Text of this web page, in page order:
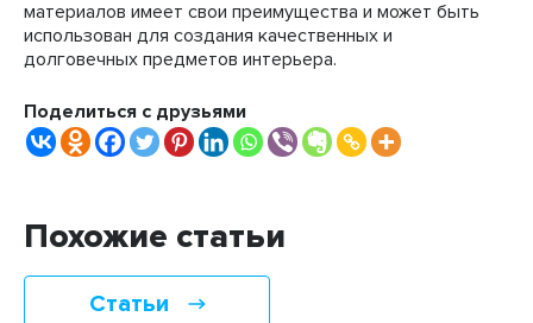
материалов имеет свои преимущества и может быть
использован для создания качественных и
долговечных предметов интерьера.
Поделиться с друзьями
Похожие статьи
Статьи